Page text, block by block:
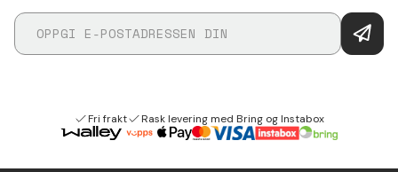
Fri frakt Rask levering med Bring og Instabox